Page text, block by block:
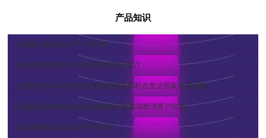
产品知识
上海颚式破碎机生产厂家价格
冲击式破碎机转子寿命受那些因素制约?
山美股份sms系列高性能液压圆锥破碎机在发达国家使用回顾
山美股份高性能多缸液压圆锥破碎机赢得欧洲客户信赖
颚式破碎机在煤炭粉碎中的作用